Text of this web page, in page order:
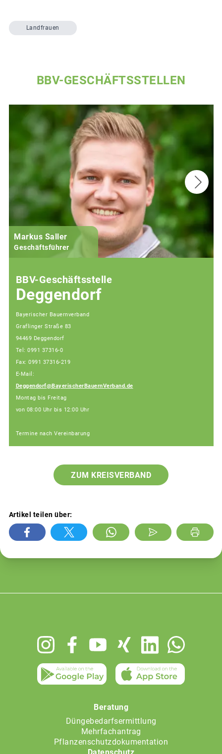
Landfrauen
BBV-GESCHÄFTSSTELLEN
Markus Saller
Geschäftsführer
BBV-Geschäftsstelle
Deggendorf
Bayerischer Bauernverband
Graflinger Straße 83
94469 Deggendorf
Tel: 0991 37316-0
Fax: 0991 37316-219
E-Mail:
Deggendorf@BayerischerBauernVerband.de
Montag bis Freitag
von 08:00 Uhr bis 12:00 Uhr
Termine nach Vereinbarung
ZUM KREISVERBAND
Artikel teilen über:
Beratung
Düngebedarfsermittlung
Mehrfachantrag
Pflanzenschutzdokumentation